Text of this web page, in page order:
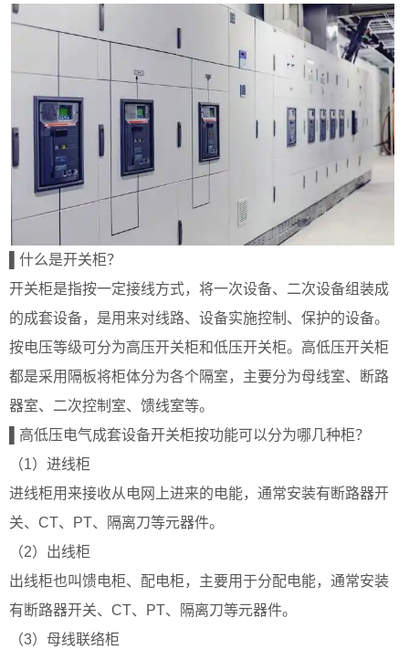
▌什么是开关柜？
开关柜是指按一定接线方式，将一次设备、二次设备组装成
的成套设备，是用来对线路、设备实施控制、保护的设备。
按电压等级可分为高压开关柜和低压开关柜。高低压开关柜
都是采用隔板将柜体分为各个隔室，主要分为母线室、断路
器室、二次控制室、馈线室等。
▌高低压电气成套设备开关柜按功能可以分为哪几种柜？
（1）进线柜
进线柜用来接收从电网上进来的电能，通常安装有断路器开
关、CT、PT、隔离刀等元器件。
（2）出线柜
出线柜也叫馈电柜、配电柜，主要用于分配电能，通常安装
有断路器开关、CT、PT、隔离刀等元器件。
（3）母线联络柜